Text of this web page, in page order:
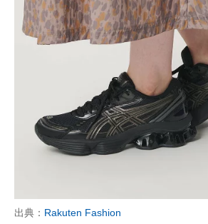
出典： Rakuten Fashion